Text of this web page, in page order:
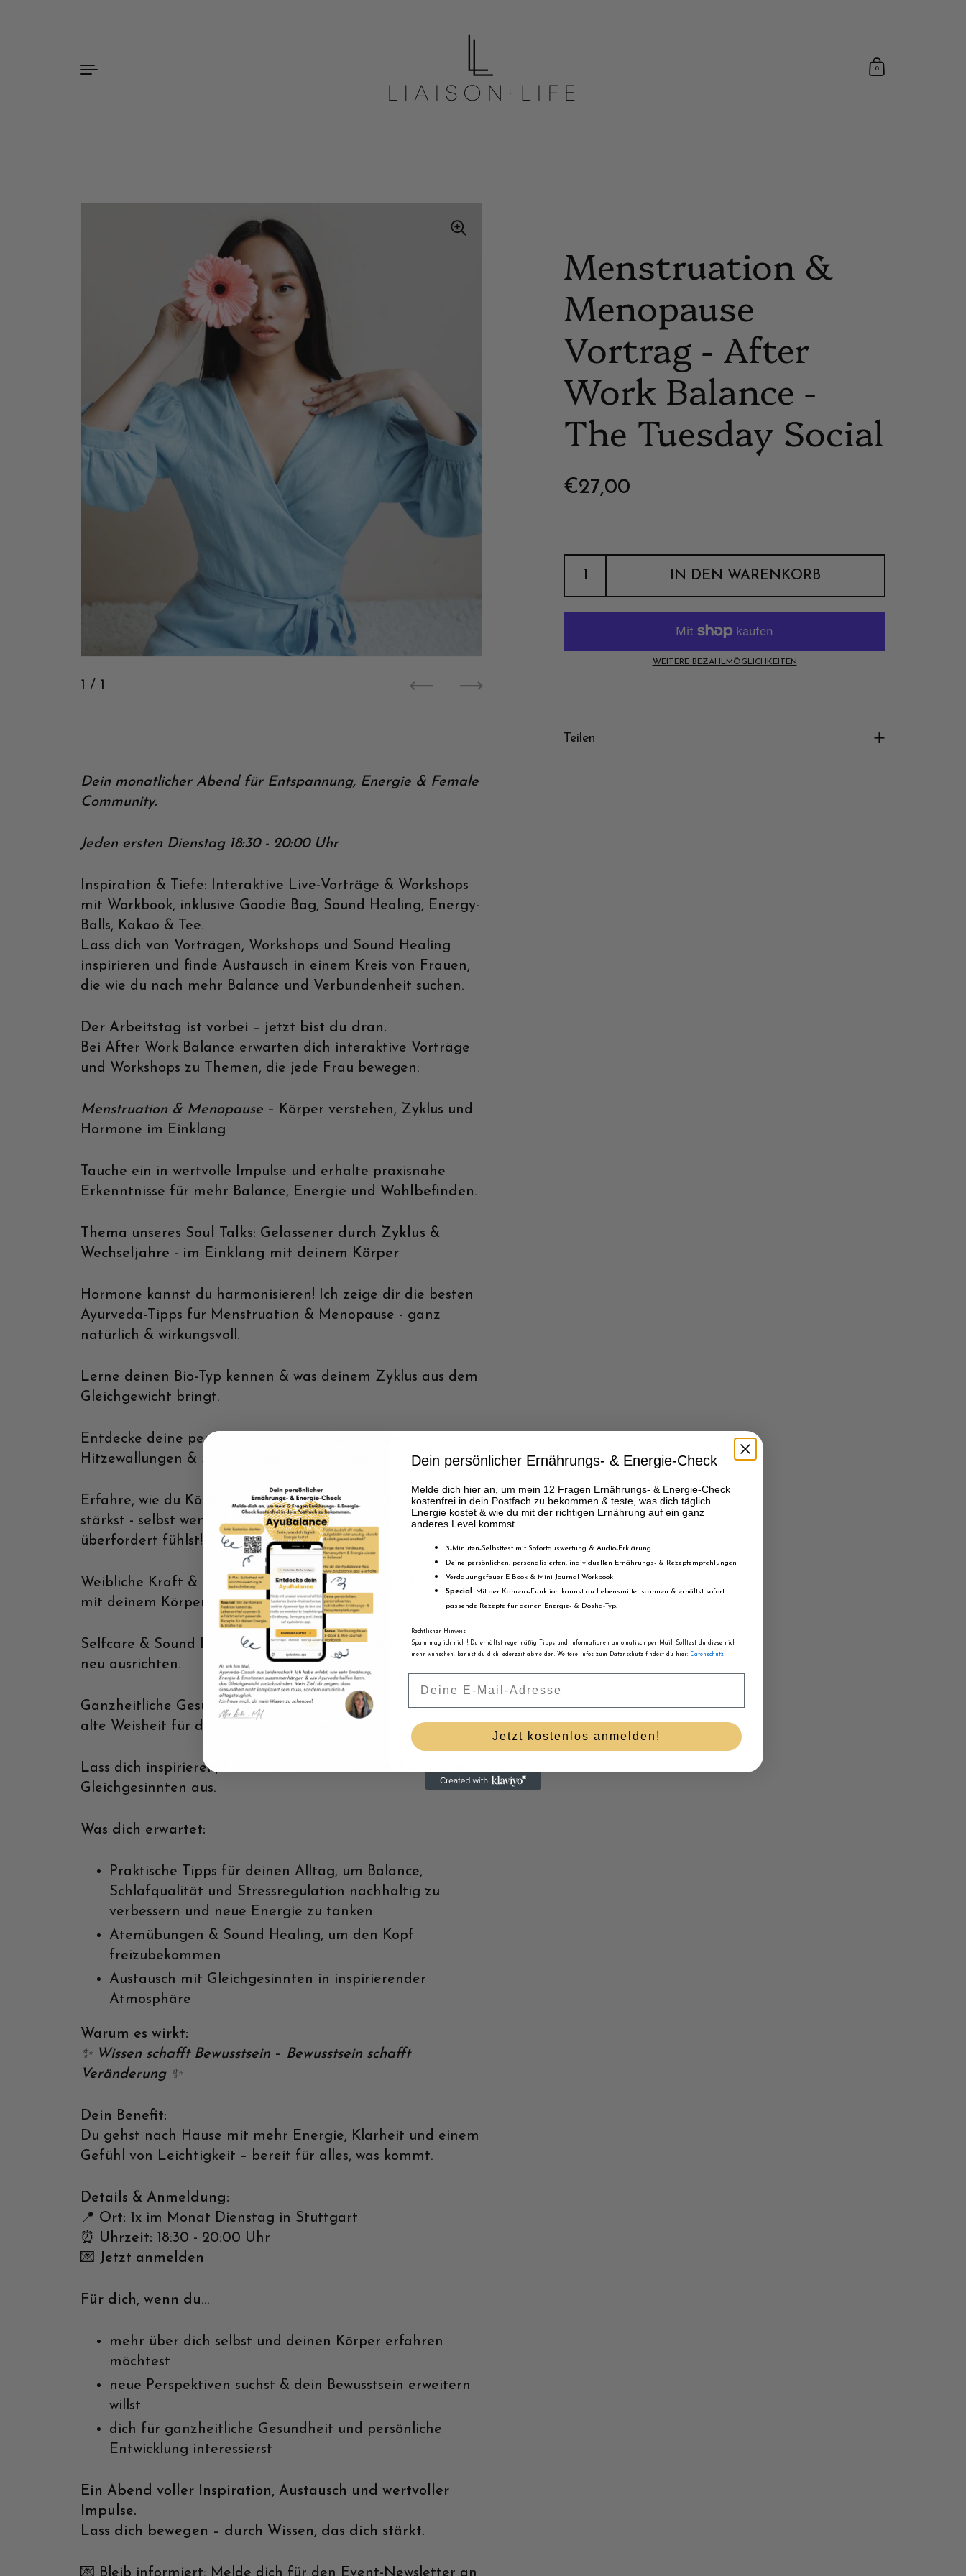
0
Menstruation &
Menopause
Vortrag - After
Work Balance -
The Tuesday Social
Regulärer Preis
€27,00
IN DEN WARENKORB
WEITERE BEZAHLMÖGLICHKEITEN
Teilen
1 / 1
Dein monatlicher Abend für Entspannung, Energie & Female
Community.
Jeden ersten Dienstag 18:30 - 20:00 Uhr
Inspiration & Tiefe: Interaktive Live-Vorträge & Workshops
mit Workbook, inklusive Goodie Bag, Sound Healing, Energy-
Balls, Kakao & Tee.
Lass dich von Vorträgen, Workshops und Sound Healing
inspirieren und finde Austausch in einem Kreis von Frauen,
die wie du nach mehr Balance und Verbundenheit suchen.
Der Arbeitstag ist vorbei – jetzt bist du dran.
Bei After Work Balance erwarten dich interaktive Vorträge
und Workshops zu Themen, die jede Frau bewegen:
Menstruation & Menopause – Körper verstehen, Zyklus und
Hormone im Einklang
Tauche ein in wertvolle Impulse und erhalte praxisnahe
Erkenntnisse für mehr Balance, Energie und Wohlbefinden.
Thema unseres Soul Talks: Gelassener durch Zyklus &
Wechseljahre - im Einklang mit deinem Körper
Hormone kannst du harmonisieren! Ich zeige dir die besten
Ayurveda-Tipps für Menstruation & Menopause - ganz
natürlich & wirkungsvoll.
Lerne deinen Bio-Typ kennen & was deinem Zyklus aus dem
Gleichgewicht bringt.
Entdecke deine persönliche Routine - für weniger PMS,
Hitzewallungen & Stimmungsschwankungen.
Erfahre, wie du Körper, Geist & Seele in jeder Zyklusphase
stärkst - selbst wenn du dich gerade erschöpft, gereizt oder
überfordert fühlst!
Weibliche Kraft & Hormon Balance - natürlich im Einklang
mit deinem Körper.
Selfcare & Sound Healing - tief entspannen & deine Energie
neu ausrichten.
Ganzheitliche Gesundheit & Ayurveda - über 5000 Jahre
alte Weisheit für dein modernes Leben.
Lass dich inspirieren, finde Antworten und tausche dich mit
Gleichgesinnten aus.
Was dich erwartet:
Praktische Tipps für deinen Alltag, um Balance,
Schlafqualität und Stressregulation nachhaltig zu
verbessern und neue Energie zu tanken
Atemübungen & Sound Healing, um den Kopf
freizubekommen
Austausch mit Gleichgesinnten in inspirierender
Atmosphäre
Warum es wirkt:
✨ Wissen schafft Bewusstsein – Bewusstsein schafft
Veränderung ✨
Dein Benefit:
Du gehst nach Hause mit mehr Energie, Klarheit und einem
Gefühl von Leichtigkeit – bereit für alles, was kommt.
Details & Anmeldung:
📍 Ort: 1x im Monat Dienstag in Stuttgart
⏰ Uhrzeit: 18:30 - 20:00 Uhr
💌 Jetzt anmelden
Für dich, wenn du…
mehr über dich selbst und deinen Körper erfahren
möchtest
neue Perspektiven suchst & dein Bewusstsein erweitern
willst
dich für ganzheitliche Gesundheit und persönliche
Entwicklung interessierst
Ein Abend voller Inspiration, Austausch und wertvoller
Impulse.
Lass dich bewegen – durch Wissen, das dich stärkt.
💌 Bleib informiert: Melde dich für den Event-Newsletter an
Dein persönlicher Ernährungs- & Energie-Check
Melde dich hier an, um mein 12 Fragen Ernährungs- & Energie-Check
kostenfrei in dein Postfach zu bekommen & teste, was dich täglich
Energie kostet & wie du mit der richtigen Ernährung auf ein ganz
anderes Level kommst.
3-Minuten-Selbsttest mit Sofortauswertung & Audio-Erklärung
Deine persönlichen, personalisierten, individuellen Ernährungs- & Rezeptempfehlungen
Verdauungsfeuer-E-Book & Mini-Journal-Workbook
Special : Mit der Kamera-Funktion kannst du Lebensmittel scannen & erhältst sofort
passende Rezepte für deinen Energie- & Dosha-Typ.
Rechtlicher Hinweis:
Spam mag ich nicht! Du erhältst regelmäßig Tipps und Informationen automatisch per Mail. Solltest du diese nicht
mehr wünschen, kannst du dich jederzeit abmelden. Weitere Infos zum Datenschutz findest du hier:
Datenschutz
Jetzt kostenlos anmelden!